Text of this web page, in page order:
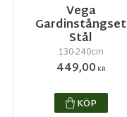
Vega
Gardinstångset
Stål
130-240cm
449,00 KR
KÖP